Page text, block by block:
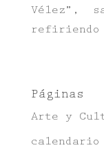
Vélez”,
Páginas
Arte y
calendario